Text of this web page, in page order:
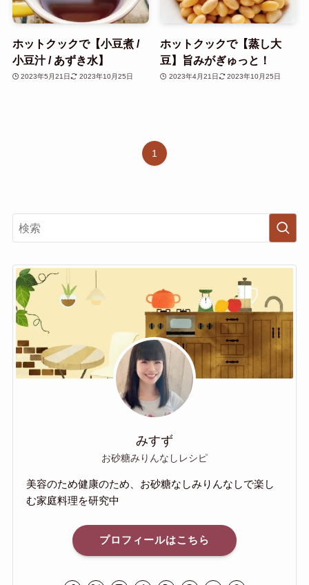
ホットクックで【小豆煮 /
小豆汁 / あずき水】
2023年5月21日 2023年10月25日
ホットクックで【蒸し大
豆】旨みがぎゅっと！
2023年4月21日 2023年10月25日
1
みすず
お砂糖みりんなしレシピ
美容のため健康のため、お砂糖なしみりんなしで楽し
む家庭料理を研究中
プロフィールはこちら